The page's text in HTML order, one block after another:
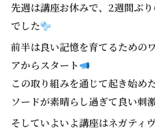
先週は講座お休みで、2週間ぶ
でした
前半は良い記憶を育てるための
アからスタート
この取り組みを通じて起き始め
ソードが素晴らし過ぎて良い刺
そしていよいよ講座はネガティ